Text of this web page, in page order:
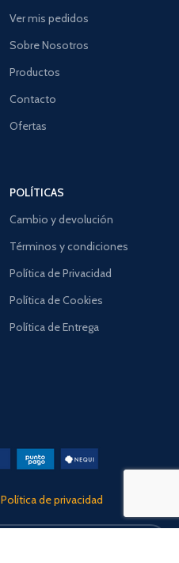
Ver mis pedidos
Sobre Nosotros
Productos
Contacto
Ofertas
POLÍTICAS
Cambio y devolución
Términos y condiciones
Política de Privacidad
Política de Cookies
Política de Entrega
Política de privacidad